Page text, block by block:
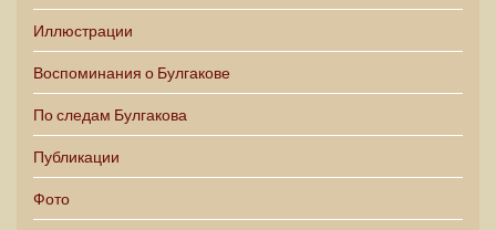
Иллюстрации
Воспоминания о Булгакове
По следам Булгакова
Публикации
Фото